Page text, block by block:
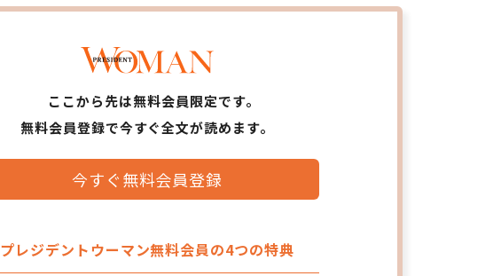
ここから先は無料会員限定です。
無料会員登録で今すぐ全文が読めます。
今すぐ無料会員登録
プレジデントウーマン無料会員の4つの特典